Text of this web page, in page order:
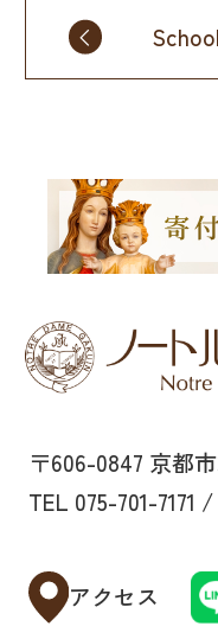
〒606-0847 京都
TEL 075-701-7171
アクセス